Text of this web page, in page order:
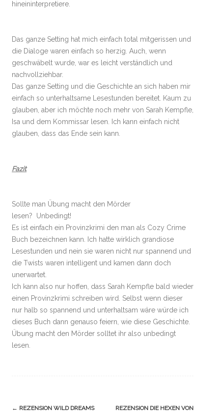
hineininterpretiere.
Das ganze Setting hat mich einfach total mitgerissen und
die Dialoge waren einfach so herzig. Auch, wenn
geschwäbelt wurde, war es leicht verständlich und
nachvollziehbar.
Das ganze Setting und die Geschichte an sich haben mir
einfach so unterhaltsame Lesestunden bereitet. Kaum zu
glauben, aber ich möchte noch mehr von Sarah Kempfle,
Isa und dem Kommissar lesen. Ich kann einfach nicht
glauben, dass das Ende sein kann.
Fazit
Sollte man Übung macht den Mörder
lesen? Unbedingt!
Es ist einfach ein Provinzkrimi den man als Cozy Crime
Buch bezeichnen kann. Ich hatte wirklich grandiose
Lesestunden und nein sie waren nicht nur spannend und
die Twists waren intelligent und kamen dann doch
unerwartet.
Ich kann also nur hoffen, dass Sarah Kempfle bald wieder
einen Provinzkrimi schreiben wird. Selbst wenn dieser
nur halb so spannend und unterhaltsam wäre würde ich
dieses Buch dann genauso feiern, wie diese Geschichte.
Übung macht den Mörder solltet ihr also unbedingt
lesen.
Navigation
← REZENSION WILD DREAMS
REZENSION DIE HEXEN VON